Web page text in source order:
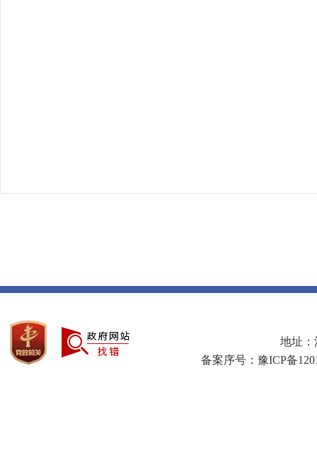
地址：
备案序号：豫ICP备